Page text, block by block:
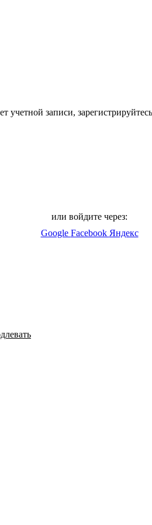
учетной записи,
или войдите через:
Google Facebook Яндекс